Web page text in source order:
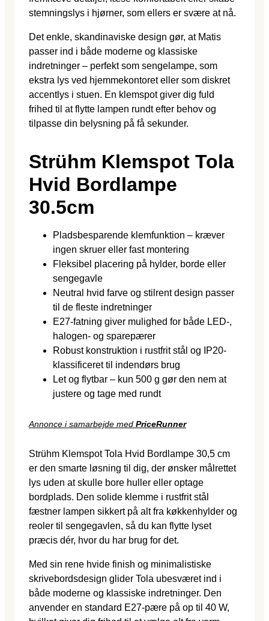
stemningslys i hjørner, som ellers er svære at nå.
Det enkle, skandinaviske design gør, at Matis
passer ind i både moderne og klassiske
indretninger – perfekt som sengelampe, som
ekstra lys ved hjemme­kontoret eller som diskret
accentlys i stuen. En klemspot giver dig fuld
frihed til at flytte lampen rundt efter behov og
tilpasse din belysning på få sekunder.
Strühm Klemspot Tola
Hvid Bordlampe
30.5cm
Pladsbesparende klemfunktion – kræver
ingen skruer eller fast montering
Fleksibel placering på hylder, borde eller
sengegavle
Neutral hvid farve og stilrent design passer
til de fleste indretninger
E27-fatning giver mulighed for både LED-,
halogen- og sparepærer
Robust konstruktion i rustfrit stål og IP20-
klassificeret til indendørs brug
Let og flytbar – kun 500 g gør den nem at
justere og tage med rundt
Annonce i samarbejde med PriceRunner
Strühm Klemspot Tola Hvid Bordlampe 30,5 cm
er den smarte løsning til dig, der ønsker målrettet
lys uden at skulle bore huller eller optage
bordplads. Den solide klemme i rustfrit stål
fæstner lampen sikkert på alt fra køkkenhylder og
reoler til sengegavlen, så du kan flytte lyset
præcis dér, hvor du har brug for det.
Med sin rene hvide finish og minimalistiske
skrivebordsdesign glider Tola ubesværet ind i
både moderne og klassiske indretninger. Den
anvender en standard E27-pære på op til 40 W,